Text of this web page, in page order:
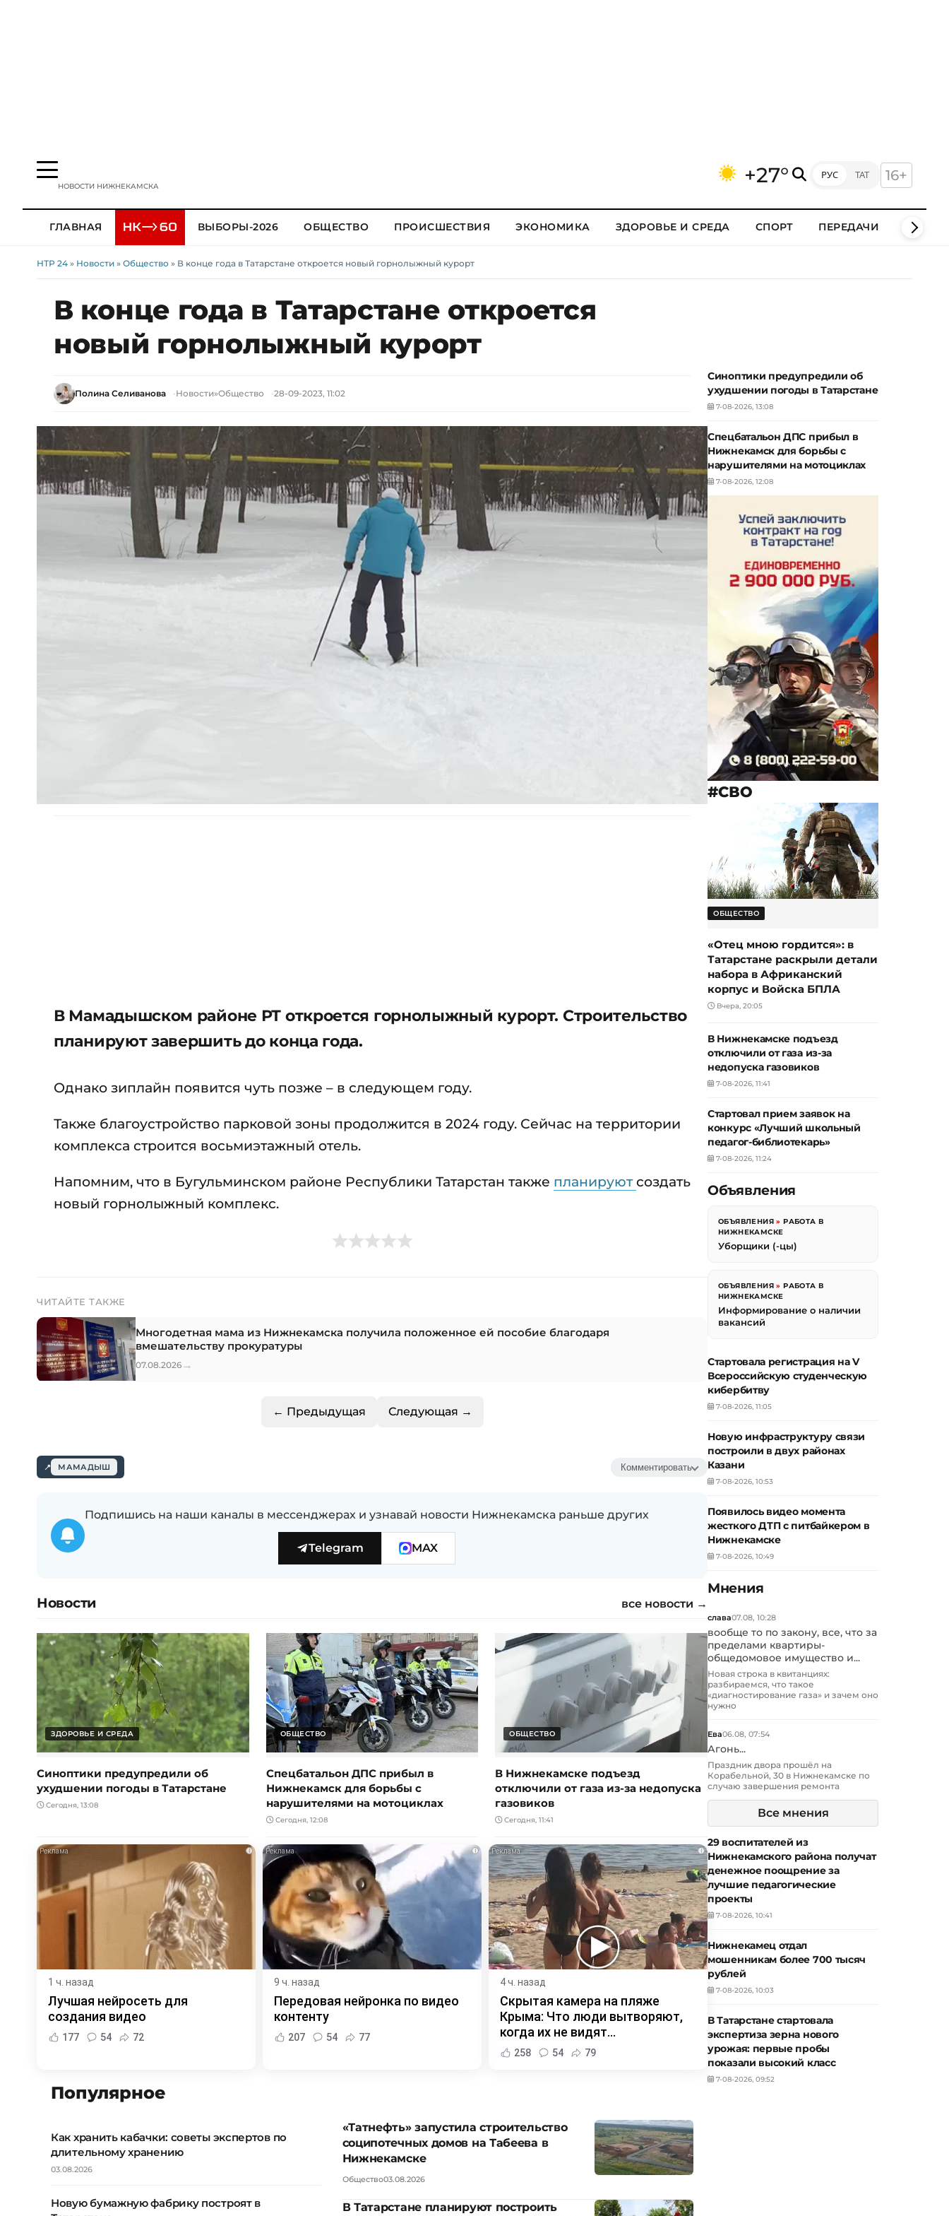
НОВОСТИ НИЖНЕКАМСКА +27° РУС ТАТ 16+
ГЛАВНАЯ ВЫБОРЫ-2026 ОБЩЕСТВО ПРОИСШЕСТВИЯ ЭКОНОМИКА ЗДОРОВЬЕ И СРЕДА СПОРТ ПЕРЕДАЧИ КЛИПЫ
НТР 24 » Новости » Общество » В конце года в Татарстане откроется новый горнолыжный курорт
В конце года в Татарстане откроется
новый горнолыжный курорт
Полина Селиванова Новости»Общество 28-09-2023, 11:02
В Мамадышском районе РТ откроется горнолыжный курорт. Строительство
планируют завершить до конца года.
Однако зиплайн появится чуть позже – в следующем году.
Также благоустройство парковой зоны продолжится в 2024 году. Сейчас на территории
комплекса строится восьмиэтажный отель.
Напомним, что в Бугульминском районе Республики Татарстан также планируютсоздать
новый горнолыжный комплекс.
ЧИТАЙТЕ ТАКЖЕ
Многодетная мама из Нижнекамска получила положенное ей пособие благодаря
вмешательству прокуратуры
07.08.2026 →
← Предыдущая Следующая →
МАМАДЫШ Комментировать
Подпишись на наши каналы в мессенджерах и узнавай новости Нижнекамска раньше других
Telegram MAX
Новости все новости →
ЗДОРОВЬЕ И СРЕДА
Синоптики предупредили об
ухудшении погоды в Татарстане
Сегодня, 13:08
ОБЩЕСТВО
Спецбатальон ДПС прибыл в
Нижнекамск для борьбы с
нарушителями на мотоциклах
Сегодня, 12:08
ОБЩЕСТВО
В Нижнекамске подъезд
отключили от газа из-за недопуска
газовиков
Сегодня, 11:41
i
1 ч. назад
Лучшая нейросеть для
создания видео
177 54 72
i
9 ч. назад
Передовая нейронка по видео
контенту
207 54 77
i
4 ч. назад
Скрытая камера на пляже
Крыма: Что люди вытворяют,
когда их не видят...
258 54 79
Популярное
Как хранить кабачки: советы экспертов по
длительному хранению
03.08.2026
Новую бумажную фабрику построят в
«Татнефть» запустила строительство
соципотечных домов на Табеева в
Нижнекамске
Общество03.08.2026
В Татарстане планируют построить
Синоптики предупредили об
ухудшении погоды в Татарстане
7-08-2026, 13:08
Спецбатальон ДПС прибыл в
Нижнекамск для борьбы с
нарушителями на мотоциклах
7-08-2026, 12:08
#СВО
ОБЩЕСТВО
«Отец мною гордится»: в
Татарстане раскрыли детали
набора в Африканский
корпус и Войска БПЛА
Вчера, 20:05
В Нижнекамске подъезд
отключили от газа из-за
недопуска газовиков
7-08-2026, 11:41
Стартовал прием заявок на
конкурс «Лучший школьный
педагог-библиотекарь»
7-08-2026, 11:24
Объявления
ОБЪЯВЛЕНИЯ »РАБОТА В
НИЖНЕКАМСКЕ
Уборщики (-цы)
ОБЪЯВЛЕНИЯ »РАБОТА В
НИЖНЕКАМСКЕ
Информирование о наличии
вакансий
Стартовала регистрация на V
Всероссийскую студенческую
кибербитву
7-08-2026, 11:05
Новую инфраструктуру связи
построили в двух районах
Казани
7-08-2026, 10:53
Появилось видео момента
жесткого ДТП с питбайкером в
Нижнекамске
7-08-2026, 10:49
Мнения
слава07.08, 10:28
вообще то по закону, все, что за
пределами квартиры-
общедомовое имущество и...
Новая строка в квитанциях:
разбираемся, что такое
«диагностирование газа» и зачем оно
нужно
Ева06.08, 07:54
Агонь...
Праздник двора прошёл на
Корабельной, 30 в Нижнекамске по
случаю завершения ремонта
Все мнения
29 воспитателей из
Нижнекамского района получат
денежное поощрение за
лучшие педагогические
проекты
7-08-2026, 10:41
Нижнекамец отдал
мошенникам более 700 тысяч
рублей
7-08-2026, 10:03
В Татарстане стартовала
экспертиза зерна нового
урожая: первые пробы
показали высокий класс
7-08-2026, 09:52